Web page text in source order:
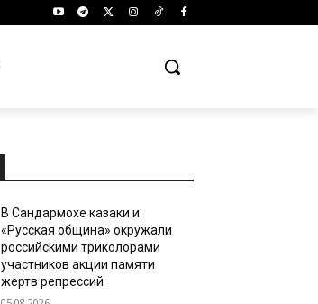
В Сандармохе казаки и
«Русская община» окружали
российскими триколорами
участников акции памяти
жертв репрессий